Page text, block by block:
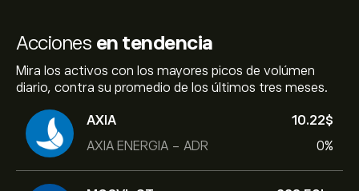
Acciones en tendencia
Mira los activos con los mayores picos de volúmen
diario, contra su promedio de los últimos tres meses.
AXIA
AXIA ENERGIA - ADR
10.22‎$‎
0%